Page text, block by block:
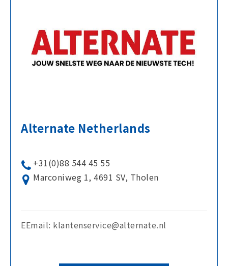
Alternate Netherlands
+31(0)88 544 45 55
Marconiweg 1, 4691 SV, Tholen
EEmail: klantenservice@alternate.nl